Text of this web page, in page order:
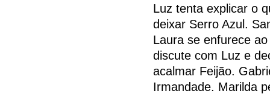
Luz tenta explicar o
deixar Serro Azul.
Laura se enfurece
discute com Luz e
acalmar Feijão.
Irmandade. Marilda